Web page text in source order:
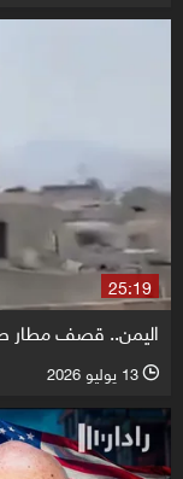
25:19
اليمن.. قصف مطار
l 13 يوليو 2026